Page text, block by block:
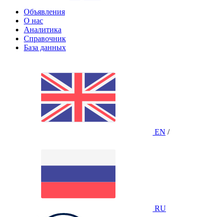
Объявления
О нас
Аналитика
Справочник
База данных
EN /
RU